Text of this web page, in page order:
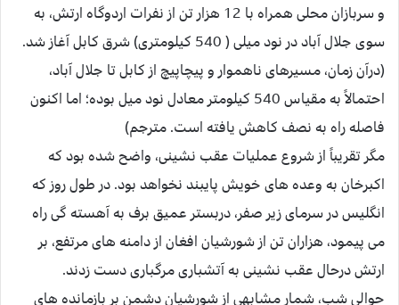
و سربازان محلی همراه با 12 هزار تن از نفرات اردوگاه ارتش، به
سوی جلال آباد در نود میلی ( 540 کیلومتری) شرق کابل آغاز شد.
(درآن زمان، مسیرهای ناهموار و پیچاپیچ از کابل تا جلال آباد،
احتمالاً به مقیاس 540 کیلومتر معادل نود میل بوده؛ اما اکنون
فاصله راه به نصف کاهش یافته است. مترجم)
مگر تقریباً از شروع عملیات عقب نشینی، واضح شده بود که
اکبرخان به وعده های خویش پایبند نخواهد بود. در طول روز که
انگلیس در سرمای زیر صفر، دربستر عمیق برف به آهسته گی راه
می پیمود، هزاران تن از شورشیان افغان از دامنه های مرتفع، بر
ارتش درحال عقب نشینی به آتشباری مرگباری دست زدند.
حوالی شب، شمار مشابهی از شورشیان دشمن بر بازمانده های